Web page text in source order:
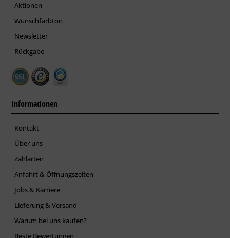
Aktionen
Wunschfarbton
Newsletter
Rückgabe
Informationen
Kontakt
Über uns
Zahlarten
Anfahrt & Öffnungszeiten
Jobs & Karriere
Lieferung & Versand
Warum bei uns kaufen?
Beste Bewertungen